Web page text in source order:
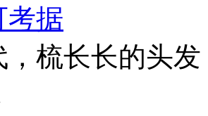
考据
，梳长长的头